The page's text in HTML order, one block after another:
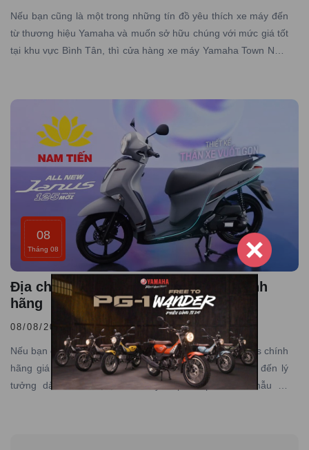
Nếu bạn cũng là một trong những tín đồ yêu thích xe máy đến
từ thương hiệu Yamaha và muốn sở hữu chúng với mức giá tốt
tại khu vực Bình Tân, thì cửa hàng xe máy Yamaha Town Nam
08
Tháng 08
Địa chỉ mua xe ga Yamaha Janus chính
hãng
08/08/2026 | Đăng bởi admin
Nếu bạn đang tìm kiếm địa chỉ mua xe ga Yamaha Janus chính
hãng giá tốt thì Yamaha Town Nam Tiến chính là điểm đến lý
tưởng dành cho bạn, nơi chuyên phân phối các mẫu xe